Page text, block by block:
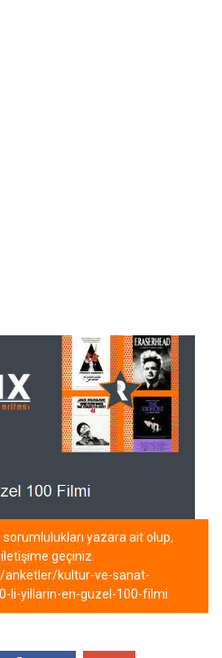
yazara ait olup,
geçiniz.
anketler/kultur-ve-sanat-
li-yillarin-en-guzel-100-filmi